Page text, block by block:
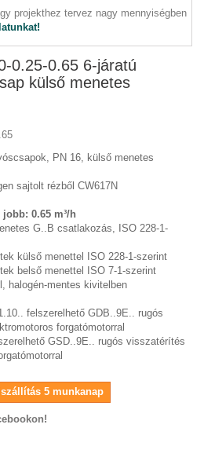
projekthez tervez nagy mennyiségben
0.25-0.65 6-járatú
külső menetes
PN 16, külső menetes
sajtolt rézből CW617N
0.65 m³/h
G..B csatlakozás, ISO 228-1-
külső menettel ISO 228-1-szerint
belső menettel ISO 7-1-szerint
halogén-mentes kivitelben
felszerelhető GDB..9E.. rugós
forgatómotorral
GSD..9E.. rugós visszatérítés
5 munkanap